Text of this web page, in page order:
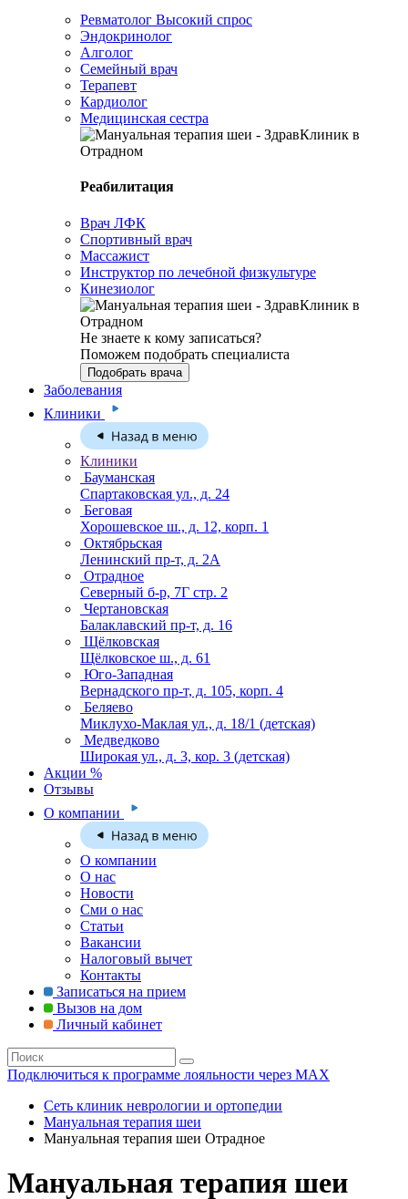
Ревматолог Высокий спрос
Эндокринолог
Алголог
Семейный врач
Терапевт
Кардиолог
Медицинская сестра
Реабилитация
Врач ЛФК
Спортивный врач
Массажист
Инструктор по лечебной физкультуре
Кинезиолог
Не знаете к кому записаться?
Поможем подобрать специалиста
Подобрать врача
Заболевания
Клиники
Клиники
Бауманская
Спартаковская ул., д. 24
Беговая
Хорошевское ш., д. 12, корп. 1
Октябрьская
Ленинский пр-т, д. 2А
Отрадное
Северный б-р, 7Г стр. 2
Чертановская
Балаклавский пр-т, д. 16
Щёлковская
Щёлковское ш., д. 61
Юго-Западная
Вернадского пр-т, д. 105, корп. 4
Беляево
Миклухо-Маклая ул., д. 18/1 (детская)
Медведково
Широкая ул., д. 3, кор. 3 (детская)
Акции %
Отзывы
О компании
О компании
О нас
Новости
Сми о нас
Статьи
Вакансии
Налоговый вычет
Контакты
Записаться на прием
Вызов на дом
Личный кабинет
Подключиться к программе лояльности через MAX
Сеть клиник неврологии и ортопедии
Мануальная терапия шеи
Мануальная терапия шеи Отрадное
Мануальная терапия шеи